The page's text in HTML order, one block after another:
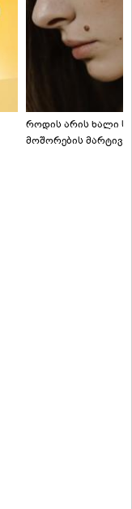
როდის არის ხალი
მოშორების